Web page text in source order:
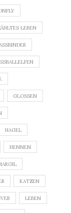
LEBEN
GLOSSEN
HAGEL
HENNEN
KATZEN
LEBEN